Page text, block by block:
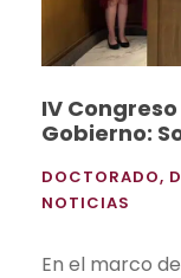
IV
Gobierno:
DOCTORADO,
NOTICIAS
En el marco